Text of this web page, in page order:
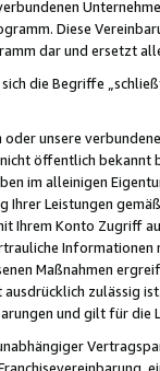
Diese
dar und ersetzt
die Begriffe
unsere
öffentlich
im alleinigen
Ihrer Leistungen
Ihrem Konto
Maßnahmen
zulässig
und gilt für die